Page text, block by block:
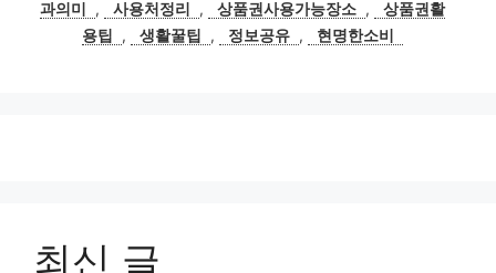
리
과의미
, 사용처정리 , 상품권사용가능장소 ,
상품권활
용팁
, 생활꿀팁 , 정보공유 , 현명한소비
최신 글